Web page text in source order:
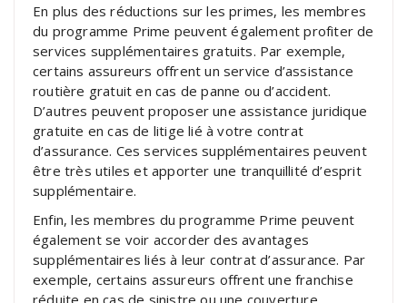
En plus des réductions sur les primes, les membres
du programme Prime peuvent également profiter de
services supplémentaires gratuits. Par exemple,
certains assureurs offrent un service d’assistance
routière gratuit en cas de panne ou d’accident.
D’autres peuvent proposer une assistance juridique
gratuite en cas de litige lié à votre contrat
d’assurance. Ces services supplémentaires peuvent
être très utiles et apporter une tranquillité d’esprit
supplémentaire.
Enfin, les membres du programme Prime peuvent
également se voir accorder des avantages
supplémentaires liés à leur contrat d’assurance. Par
exemple, certains assureurs offrent une franchise
réduite en cas de sinistre ou une couverture